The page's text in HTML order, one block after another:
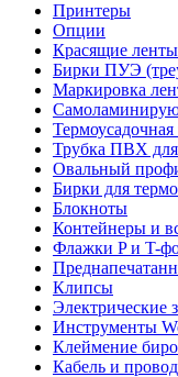
Принтеры
Опции
Красящие
Бирки ПУЭ
Маркировка
Термоусадочная
Трубка ПВХ для
Овальный
Бирки для
Блокноты
Контейнеры и
Флажки P и T-
Клипсы
Электрические
Инструменты
Клеймение
Кабель и провод